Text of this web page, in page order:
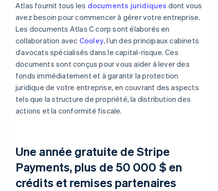
Atlas fournit tous les documents juridiques dont vous
avez besoin pour commencer à gérer votre entreprise.
Les documents Atlas C corp sont élaborés en
collaboration avec Cooley, l’un des principaux cabinets
d’avocats spécialisés dans le capital-risque. Ces
documents sont conçus pour vous aider à lever des
fonds immédiatement et à garantir la protection
juridique de votre entreprise, en couvrant des aspects
tels que la structure de propriété, la distribution des
actions et la conformité fiscale.
Une année gratuite de Stripe
Payments, plus de 50 000 $ en
crédits et remises partenaires